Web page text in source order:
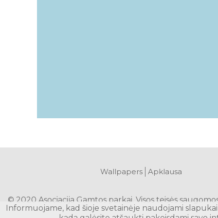
Wallpapers Apklausa
© 2020 Asociacija Gamtos parkai. Visos teisės
Informuojame, kad šioje svetainėje naudojami